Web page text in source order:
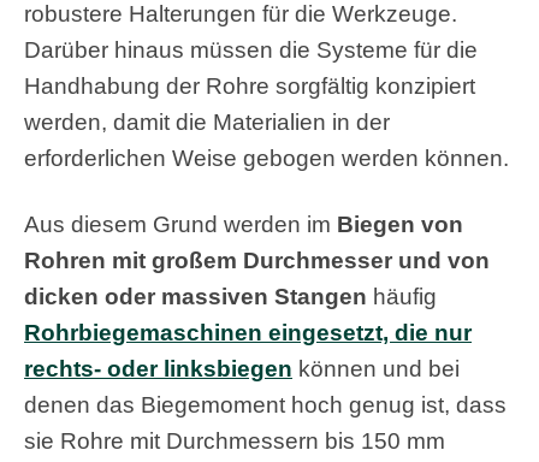
robustere Halterungen für die Werkzeuge.
Darüber hinaus müssen die Systeme für die
Handhabung der Rohre sorgfältig konzipiert
werden, damit die Materialien in der
erforderlichen Weise gebogen werden können.
Aus diesem Grund werden im Biegen von
Rohren mit großem Durchmesser und von
dicken oder massiven Stangen häufig
Rohrbiegemaschinen eingesetzt, die nur
rechts- oder linksbiegen können und bei
denen das Biegemoment hoch genug ist, dass
sie Rohre mit Durchmessern bis 150 mm